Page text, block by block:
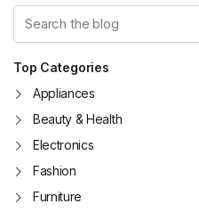
Top Categories
Appliances
Beauty & Health
Electronics
Fashion
Furniture